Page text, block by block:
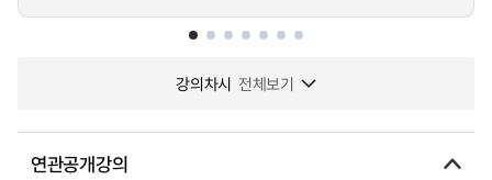
강의차시 전체보기
연관공개강의